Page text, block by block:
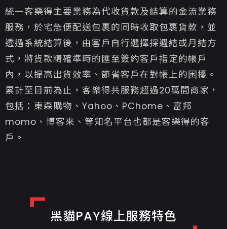
統一客樂得主要業務為代收貨款及結算的金流業務
服務，於宅急便配送包裹的同時收取包裹貨款，並
透過系統結算後，由客戶自行選擇採週結或月結方
式，將貨款精確準時的匯至簽約客戶指定的帳戶
內，以提高出貨效率、節省客戶在對帳上的困擾。
累計至目前為止，客樂得共服務超過20萬間商家，
包括：東森購物、Yahoo、PChome、富邦
momo、博客來、等知名平台也都是客樂得的客
戶。
黑貓PAY線上服務特色